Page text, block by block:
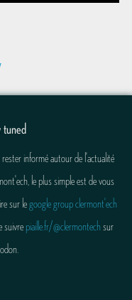
tuned
rester informé autour de l'actualité
le plus simple est de vous
sur legoogle group clermont'ech
suivre piaille.fr/@clermontech sur